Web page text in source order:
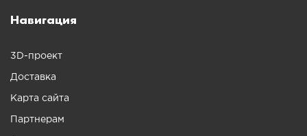
Навигация
3D-проект
Доставка
Карта сайта
Партнерам